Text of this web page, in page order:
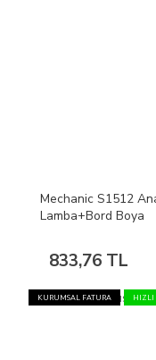
Mechanic S1512
Lamba+Bord Boya
833,76 TL
KURUMSAL FATURA HIZLI